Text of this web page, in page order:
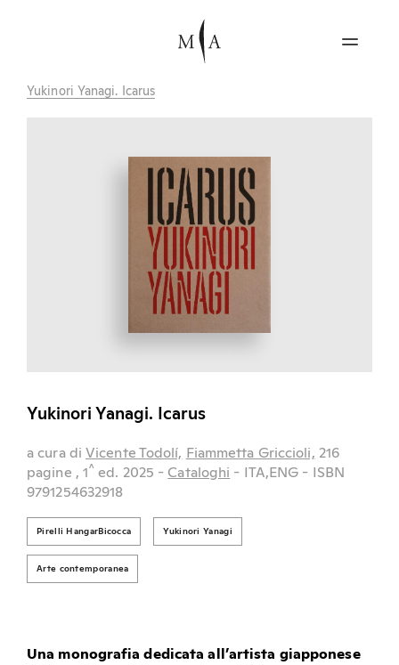
Yukinori Yanagi. Icarus
Yukinori Yanagi. Icarus
a cura di Vicente Todolí, Fiammetta Griccioli, 216
pagine , 1^ ed. 2025 - Cataloghi - ITA,ENG - ISBN
9791254632918
Pirelli HangarBicocca Yukinori Yanagi
Arte contemporanea
Una monografia dedicata all’artista giapponese